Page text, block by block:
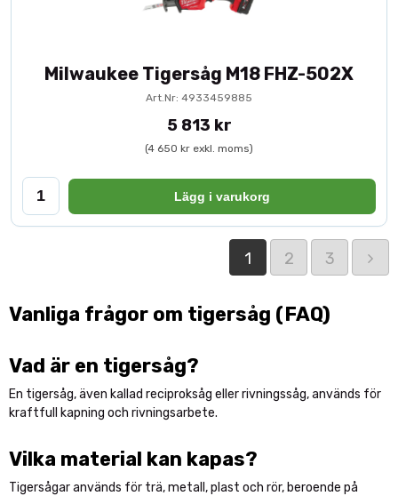
Milwaukee Tigersåg M18 FHZ-502X
Art.Nr: 4933459885
5 813 kr
(4 650 kr exkl. moms)
Lägg i varukorg
1 2 3
Vanliga frågor om tigersåg (FAQ)
Vad är en tigersåg?
En tigersåg, även kallad reciproksåg eller rivningssåg, används för
kraftfull kapning och rivningsarbete.
Vilka material kan kapas?
Tigersågar används för trä, metall, plast och rör, beroende på